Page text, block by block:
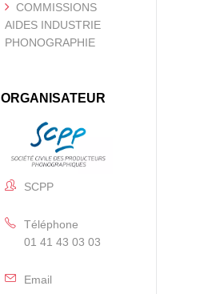
COMMISSIONS
AIDES INDUSTRIE
PHONOGRAPHIE
ORGANISATEUR
SCPP
Téléphone
01 41 43 03 03
Email